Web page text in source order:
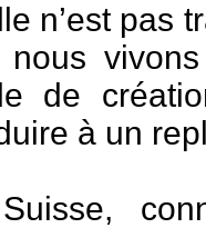
n’est pas
nous
de
à un